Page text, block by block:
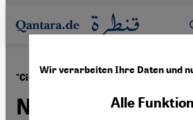
Direkt zum Inhalt springen
"Cinema Clubs" in Ägypten 23.11.2016
Neue Freiräume
Wir verarbeiten Ihre Daten und
Alle